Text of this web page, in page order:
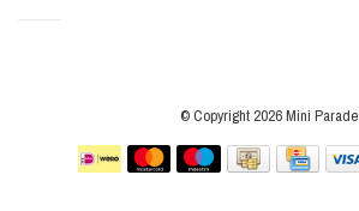
© Copyright 2026 Mini Parade